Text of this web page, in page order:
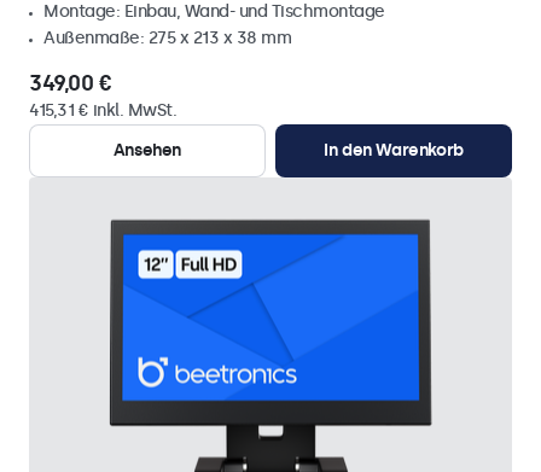
Montage: Einbau, Wand- und Tischmontage
Außenmaße: 275 x 213 x 38 mm
349,00 €
415,31 € inkl. MwSt.
Ansehen
In den Warenkorb